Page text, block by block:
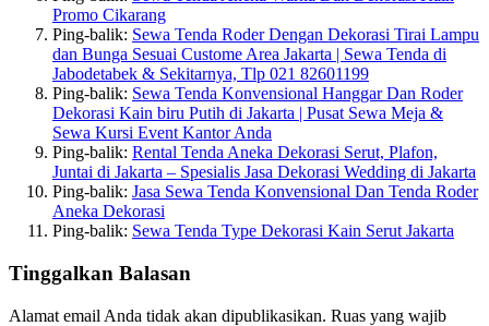
Promo Cikarang
Ping-balik: Sewa Tenda Roder Dengan Dekorasi Tirai Lampu
dan Bunga Sesuai Custome Area Jakarta | Sewa Tenda di
Jabodetabek & Sekitarnya, Tlp 021 82601199
Ping-balik: Sewa Tenda Konvensional Hanggar Dan Roder
Dekorasi Kain biru Putih di Jakarta | Pusat Sewa Meja &
Sewa Kursi Event Kantor Anda
Ping-balik: Rental Tenda Aneka Dekorasi Serut, Plafon,
Juntai di Jakarta – Spesialis Jasa Dekorasi Wedding di Jakarta
Ping-balik: Jasa Sewa Tenda Konvensional Dan Tenda Roder
Aneka Dekorasi
Ping-balik: Sewa Tenda Type Dekorasi Kain Serut Jakarta
Tinggalkan Balasan
Alamat email Anda tidak akan dipublikasikan. Ruas yang wajib